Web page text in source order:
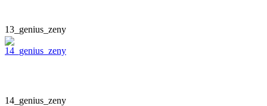
13_genius_zeny
14_genius_zeny